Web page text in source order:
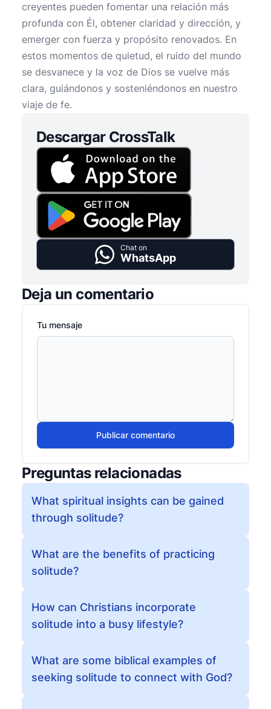
creyentes pueden fomentar una relación más
profunda con Él, obtener claridad y dirección, y
emerger con fuerza y propósito renovados. En
estos momentos de quietud, el ruido del mundo
se desvanece y la voz de Dios se vuelve más
clara, guiándonos y sosteniéndonos en nuestro
viaje de fe.
Descargar CrossTalk
Chat on
WhatsApp
Deja un comentario
Tu mensaje
Publicar comentario
Preguntas relacionadas
What spiritual insights can be gained
through solitude?
What are the benefits of practicing
solitude?
How can Christians incorporate
solitude into a busy lifestyle?
What are some biblical examples of
seeking solitude to connect with God?